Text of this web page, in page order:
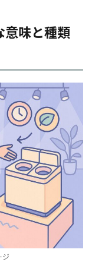
意味と種類
ジ